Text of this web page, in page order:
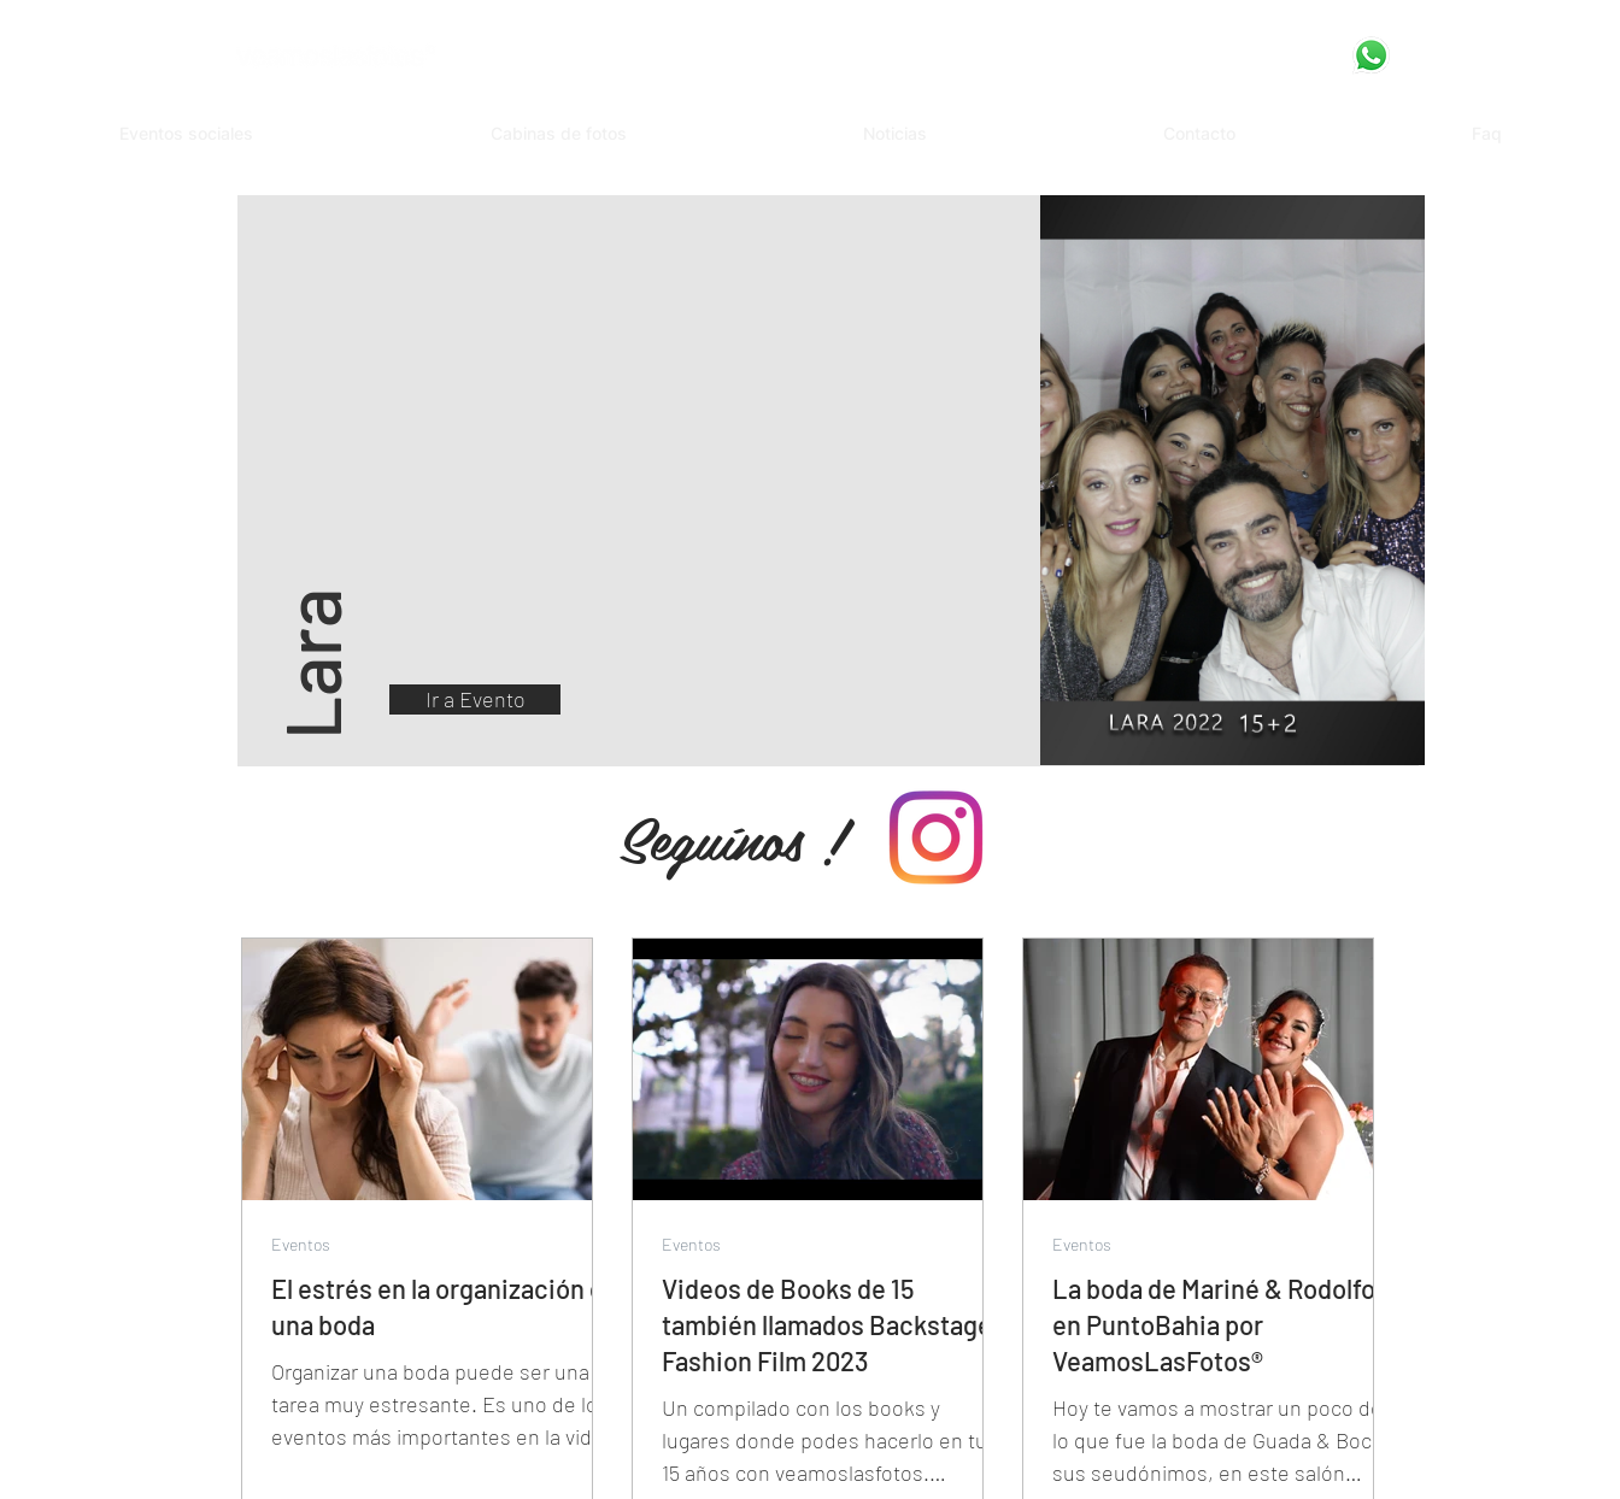
Lara Ir a Evento
Seguínos !
El estrés en la organización de
una boda
Organizar una boda puede ser una
tarea muy estresante. Es uno de los
eventos más importantes en la vida
Eventos
Videos de Books de 15
también llamados Backstage o
Fashion Film 2023
Un compilado con los books y
lugares donde podes hacerlo en tus
15 años con veamoslasfotos.
Eventos
La boda de Mariné & Rodolfo
en PuntoBahia por
VeamosLasFotos®
Hoy te vamos a mostrar un poco de
lo que fue la boda de Guada & Bocha,
sus seudónimos, en este salón
Eventos